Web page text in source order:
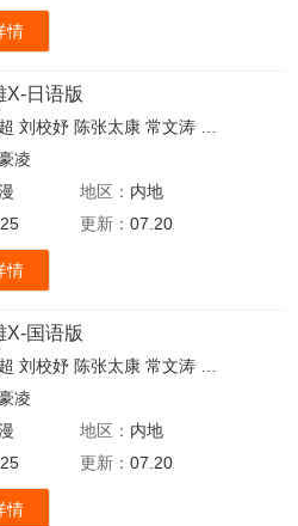
情
X-日语版
刘校妤 陈张太康 常文涛
凌
地区： 内地
更新： 07.20
情
X-国语版
刘校妤 陈张太康 常文涛
凌
地区： 内地
更新： 07.20
情